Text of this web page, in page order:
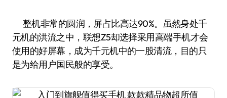
整机非常的圆润，屏占比高达90%。虽然身处千
元机的洪流之中，联想Z5却选择采用高端手机才会
使用的好屏幕，成为千元机中的一股清流，目的只
是为给用户国民般的享受。